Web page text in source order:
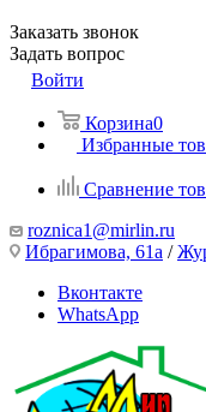
Заказать звонок
Задать вопрос
Войти
Корзина0
Избранные
Сравнение
roznica1@mirlin.ru
Ибрагимова, 61а /
Вконтакте
WhatsApp